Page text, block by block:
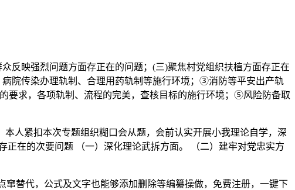
映强烈问题方面存正在的问题；(三)聚焦村党组织扶植方面存正在
院传染办理轨制、合理用药轨制等施行环境；③消防等平安出产轨
要求，各项轨制、流程的完美，查核目标的施行环境；⑤风险防备取
人紧扣本次专题组织糊口会从题，会前认实开展小我理论自学，深
在的次要问题 （一）深化理论武拆方面。 （二）建牢对党忠实方
替代，公式及文字也能够添加删除等编纂操做，免费注册，一键下